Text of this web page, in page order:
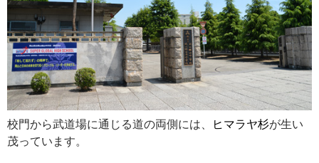
校門から武道場に通じる道の両側には、 ヒマラヤ杉が生い
茂っています。